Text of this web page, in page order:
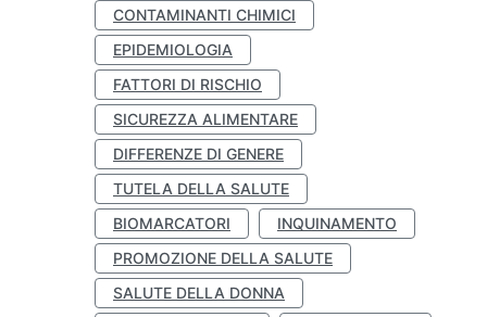
CONTAMINANTI CHIMICI
EPIDEMIOLOGIA
FATTORI DI RISCHIO
SICUREZZA ALIMENTARE
DIFFERENZE DI GENERE
TUTELA DELLA SALUTE
BIOMARCATORI
INQUINAMENTO
PROMOZIONE DELLA SALUTE
SALUTE DELLA DONNA